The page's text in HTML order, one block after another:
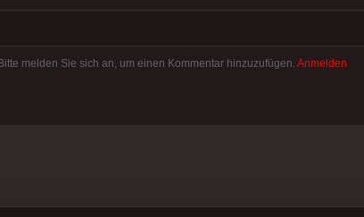
Bitte melden Sie sich an, um einen Kommentar hinzuzufügen. Anmelden